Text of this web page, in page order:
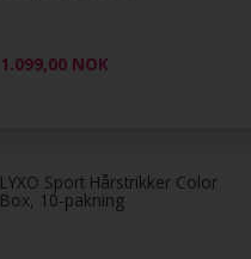
1.099,00 NOK
LYXO Sport Hårstrikker Color
Box, 10-pakning